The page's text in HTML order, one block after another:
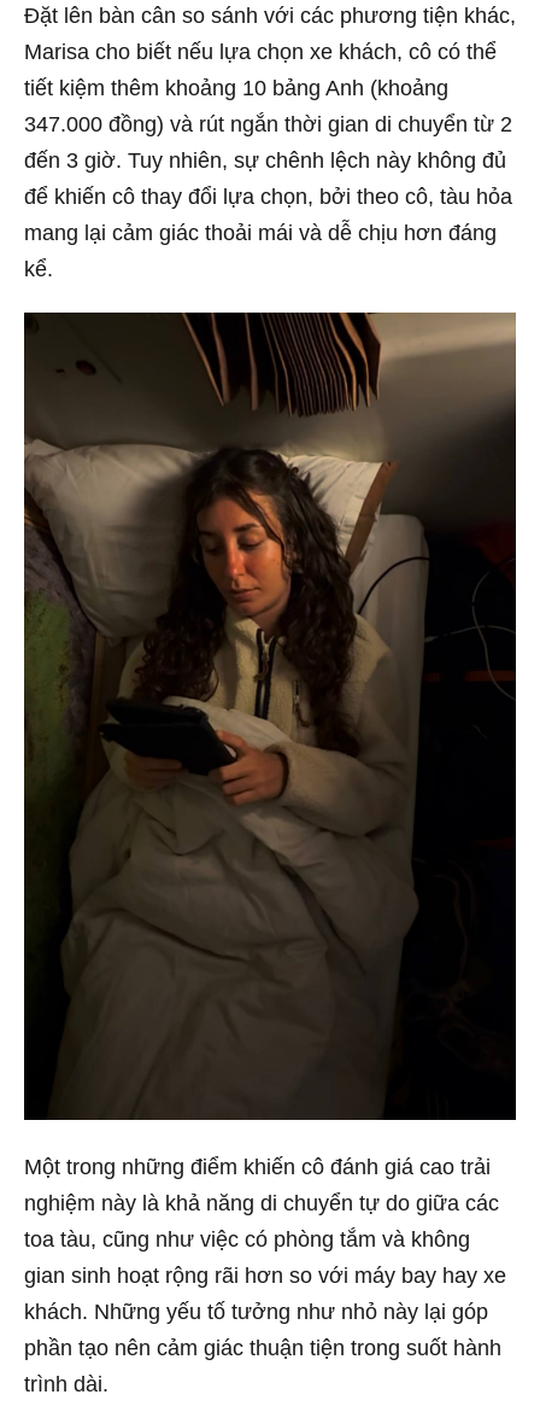
Đặt lên bàn cân so sánh với các phương tiện khác,
Marisa cho biết nếu lựa chọn xe khách, cô có thể
tiết kiệm thêm khoảng 10 bảng Anh (khoảng
347.000 đồng) và rút ngắn thời gian di chuyển từ 2
đến 3 giờ. Tuy nhiên, sự chênh lệch này không đủ
để khiến cô thay đổi lựa chọn, bởi theo cô, tàu hỏa
mang lại cảm giác thoải mái và dễ chịu hơn đáng
kể.
Một trong những điểm khiến cô đánh giá cao trải
nghiệm này là khả năng di chuyển tự do giữa các
toa tàu, cũng như việc có phòng tắm và không
gian sinh hoạt rộng rãi hơn so với máy bay hay xe
khách. Những yếu tố tưởng như nhỏ này lại góp
phần tạo nên cảm giác thuận tiện trong suốt hành
trình dài.